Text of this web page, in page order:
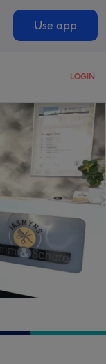
Use app
LOGIN